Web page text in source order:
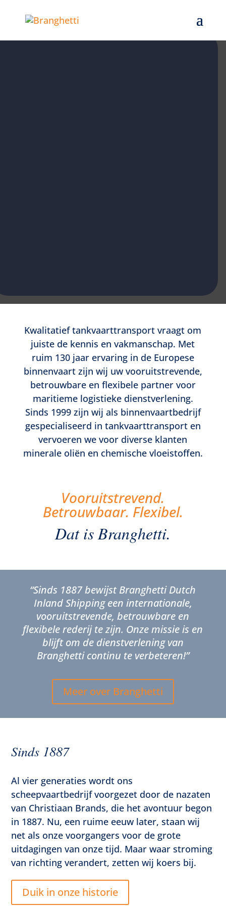
Kwalitatief tankvaarttransport vraagt om
juiste de kennis en vakmanschap. Met
ruim 130 jaar ervaring in de Europese
binnenvaart zijn wij uw vooruitstrevende,
betrouwbare en flexibele partner voor
maritieme logistieke dienstverlening.
Sinds 1999 zijn wij als binnenvaartbedrijf
gespecialiseerd in tankvaarttransport en
vervoeren we voor diverse klanten
minerale oliën en chemische vloeistoffen.
Vooruitstrevend.
Betrouwbaar. Flexibel.
Dat is Branghetti.
“Sinds 1887 bewijst Branghetti Dutch
Inland Shipping een internationale,
vooruitstrevende, betrouwbare en
flexibele rederij te zijn. Onze missie is en
blijft om de dienstverlening van
Branghetti continu te verbeteren!”
Meer over Branghetti
Sinds 1887
Al vier generaties wordt ons
scheepvaartbedrijf voorgezet door de nazaten
van Christiaan Brands, die het avontuur begon
in 1887. Nu, een ruime eeuw later, staan wij
net als onze voorgangers voor de grote
uitdagingen van onze tijd. Maar waar stroming
van richting verandert, zetten wij koers bij.
Duik in onze historie